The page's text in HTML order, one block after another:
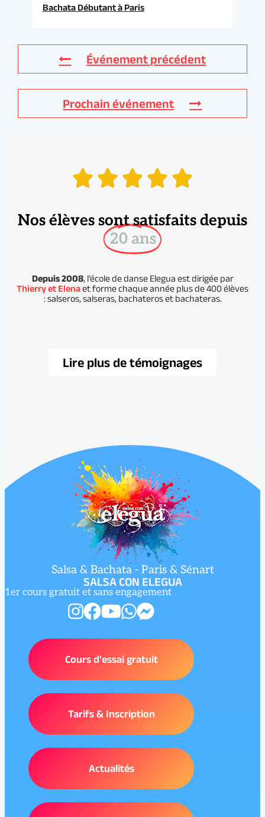
Bachata Débutant à Paris
Nos élèves sont satisfaits depuis
20 ans
Depuis 2008, l’école de danse Elegua est dirigée par
Thierry et Elenaet forme chaque année plus de 400 élèves
: salseros, salseras, bachateros et bachateras.
Lire plus de témoignages
Salsa & Bachata - Paris & Sénart
SALSA CON ELEGUA
1er cours gratuit et sans engagement
Cours d'essai gratuit
Tarifs & Inscription
Actualités